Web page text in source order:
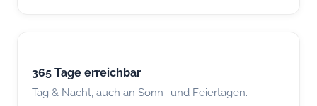
365 Tage erreichbar
Tag & Nacht, auch an Sonn- und Feiertagen.